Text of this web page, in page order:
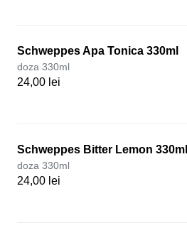
Schweppes Apa Tonica 330ml
doza 330ml
24,00 lei
Schweppes Bitter Lemon 330ml
doza 330ml
24,00 lei